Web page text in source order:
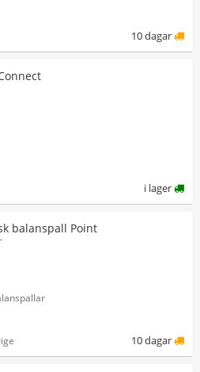
10 dagar
i lager
balanspall Point
10 dagar